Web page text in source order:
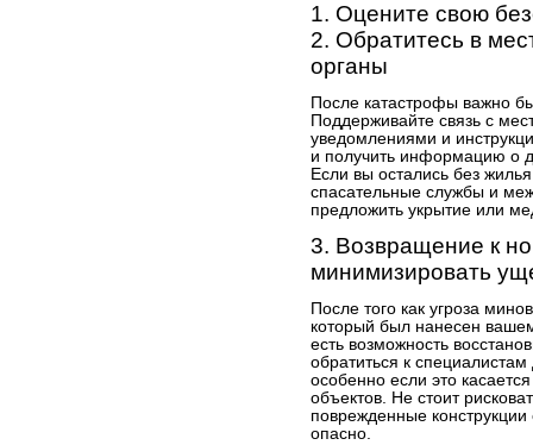
1. Оцените свою
2. Обратитесь в
органы
После катастрофы важно
Поддерживайте связь с
уведомлениями и
и получить информацию о
Если вы остались без
спасательные службы и
предложить укрытие или
3. Возвращение к
минимизировать
После того как угроза
который был нанесен
есть возможность
обратиться к
особенно если это
объектов. Не стоит
поврежденные
опасно.